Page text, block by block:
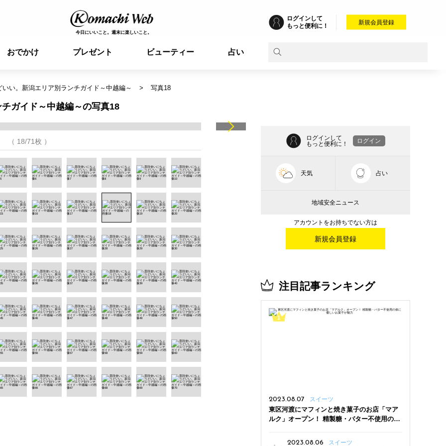
今日にいいこと。週末に楽しいこと。
ログインして
もっと便利に！
新規会員登録
おでかけ プレゼント ビューティー 占い
い。新潟エリア別ランチガイド～中越編～ 写真18
ガイド～中越編～の写真18
（ 18/71枚 ）
ログインして
もっと便利に！
ログイン
天気 占い
地域安全ニュース
アカウントをお持ちでない方は
新規会員登録
注目記事ランキング
2023.08.07 スイーツ
東区河渡にマフィンと焼き菓子のお店「マア
ルク」オープン！ 精製糖・バター不使用の体
2023.08.06
スイーツ